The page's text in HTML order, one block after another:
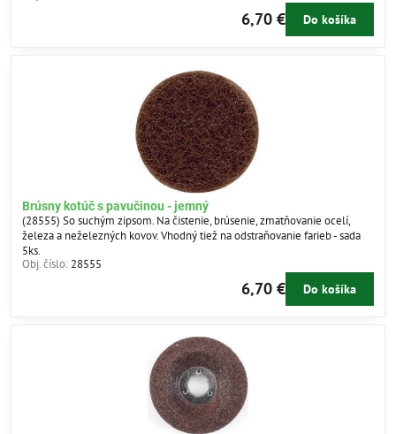
6,70 € Do košíka
Brúsny kotúč s pavučinou - jemný
(28555) So suchým zipsom. Na čistenie, brúsenie, zmatňovanie ocelí,
železa a neželezných kovov. Vhodný tiež na odstraňovanie farieb - sada
5ks.
Obj. číslo: 28555
6,70 € Do košíka